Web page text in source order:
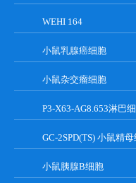
WEHI 164
小鼠乳腺癌细胞
小鼠杂交瘤细胞
小鼠胰腺Β细胞